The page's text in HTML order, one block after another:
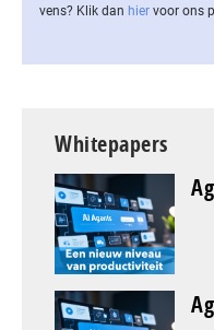
vens? Klik dan hier voor ons
Whitepapers